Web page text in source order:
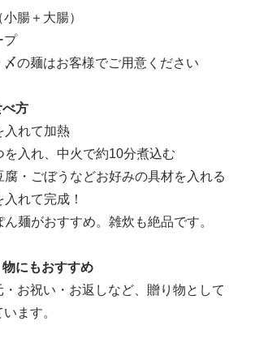
腸＋大腸）
プ
の麺はお客様でご用意ください
方
入れて加熱
を入れ、中火で約10分煮込む
腐・ごぼうなどお好みの具材を入れる
れて完成！
麺がおすすめ。雑炊も絶品です。
にもおすすめ
お祝い・お返しなど、贈り物として
ます。